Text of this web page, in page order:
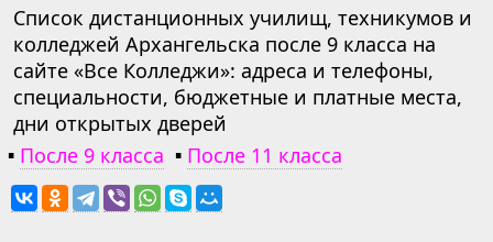
Список дистанционных училищ, техникумов и
колледжей Архангельска после 9 класса на
сайте «Все Колледжи»: адреса и телефоны,
специальности, бюджетные и платные места,
дни открытых дверей
▪ После 9 класса ▪ После 11 класса